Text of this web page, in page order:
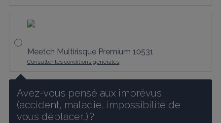
Meetch Multirisque Premium 10531
Consulter les conditions générales
Avez-vous pensé aux imprévus
(accident, maladie, impossibilité de
vous déplacer…) ?